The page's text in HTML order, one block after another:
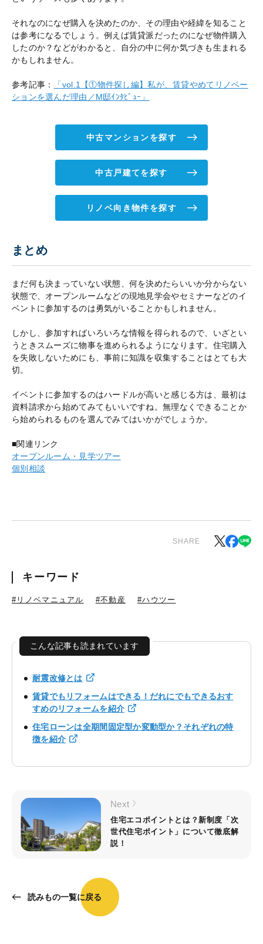
それなのになぜ購入を決めたのか、その理由や経緯を知ること
は参考になるでしょう。例えば賃貸派だったのになぜ物件購入
したのか？などがわかると、自分の中に何か気づきも生まれる
かもしれません。
参考記事：
「vol.1【①物件探し編】私が、賃貸やめてリノベー
ションを選んだ理由／M邸ｲﾝﾀﾋﾞｭｰ」
中古マンションを探す
中古戸建てを探す
リノベ向き物件を探す
まとめ
まだ何も決まっていない状態、何を決めたらいいか分からない
状態で、オープンルームなどの現地見学会やセミナーなどのイ
ベントに参加するのは勇気がいることかもしれません。
しかし、参加すればいろいろな情報を得られるので、いざとい
うときスムーズに物事を進められるようになります。住宅購入
を失敗しないためにも、事前に知識を収集することはとても大
切。
イベントに参加するのはハードルが高いと感じる方は、最初は
資料請求から始めてみてもいいですね。無理なくできることか
ら始められるものを選んでみてはいかがでしょうか。
■関連リンク
オープンルーム・見学ツアー
個別相談
SHARE
キーワード
#リノベマニュアル #不動産 #ハウツー
こんな記事も読まれています
耐震改修とは
賃貸でもリフォームはできる！だれにでもできるおす
すめのリフォームを紹介
住宅ローンは全期間固定型か変動型か？それぞれの特
徴を紹介
読みもの一覧に戻る
Next
住宅エコポイントとは？新制度「次
世代住宅ポイント」について徹底解
説！